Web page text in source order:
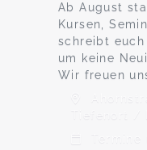
Ab August
Kursen,
schreibt
um keine
Wir freuen
Tiefenort /
Termine